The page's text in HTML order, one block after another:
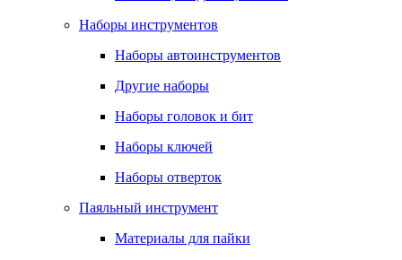
Наборы инструментов
Наборы автоинструментов
Другие наборы
Наборы головок и бит
Наборы ключей
Наборы отверток
Паяльный инструмент
Материалы для пайки